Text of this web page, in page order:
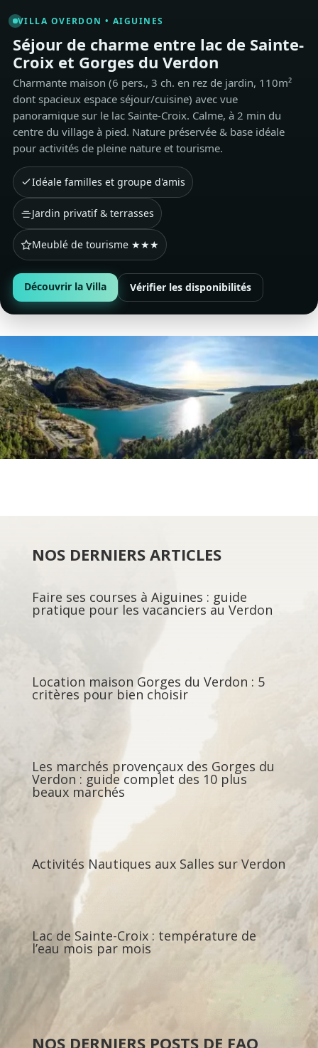
VILLA OVERDON • AIGUINES
Séjour de charme entre lac de Sainte-
Croix et Gorges du Verdon
Charmante maison (6 pers., 3 ch. en rez de jardin, 110m²
dont spacieux espace séjour/cuisine) avec vue
panoramique sur le lac Sainte-Croix. Calme, à 2 min du
centre du village à pied. Nature préservée & base idéale
pour activités de pleine nature et tourisme.
Idéale familles et groupe d'amis
Jardin privatif & terrasses
Meublé de tourisme ★★★
Découvrir la Villa Vérifier les disponibilités
NOS DERNIERS ARTICLES
Faire ses courses à Aiguines : guide
pratique pour les vacanciers au Verdon
Location maison Gorges du Verdon : 5
critères pour bien choisir
Les marchés provençaux des Gorges du
Verdon : guide complet des 10 plus
beaux marchés
Activités Nautiques aux Salles sur Verdon
Lac de Sainte-Croix : température de
l’eau mois par mois
NOS DERNIERS POSTS DE FAQ